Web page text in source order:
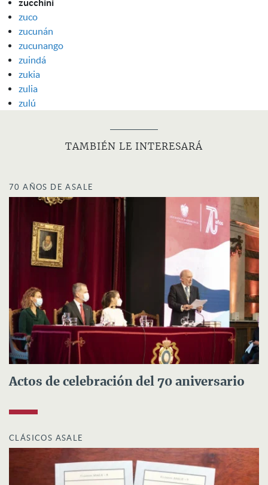
zucchini
zuco
zucunán
zucunango
zuindá
zukia
zulia
zulú
TAMBIÉN LE INTERESARÁ
70 AÑOS DE ASALE
Actos de celebración del 70 aniversario
CLÁSICOS ASALE